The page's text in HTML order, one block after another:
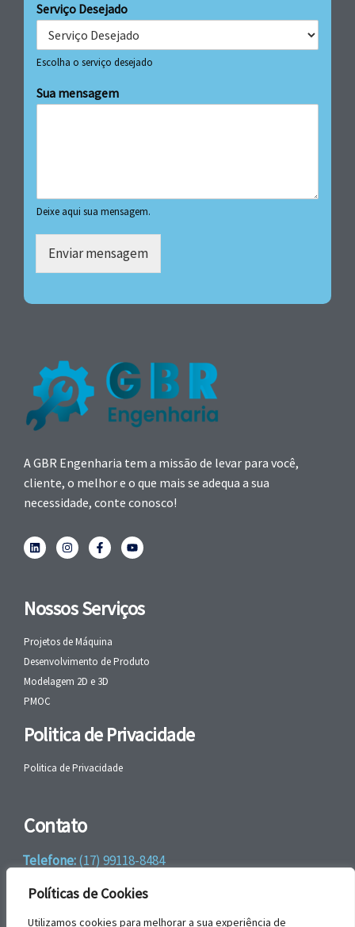
Políticas de Cookies
Utilizamos cookies para melhorar a sua experiência de
Serviço Desejado
Escolha o serviço desejado
Sua mensagem
Deixe aqui sua mensagem.
Enviar mensagem
A GBR Engenharia tem a missão de levar para você,
cliente, o melhor e o que mais se adequa a sua
necessidade, conte conosco!
Nossos Serviços
Projetos de Máquina
Desenvolvimento de Produto
Modelagem 2D e 3D
PMOC
Politica de Privacidade
Politica de Privacidade
Contato
Telefone:(17) 99118-8484
WhatsApp:+55 (17) 99118-8484
email:faleconosco@gbrengenharia.com